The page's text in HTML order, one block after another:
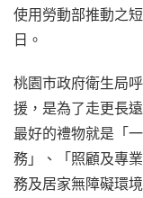
使用勞動部推動之
日。
桃園市政府衛生局
援，是為了走更長
最好的禮物就是「
務」、「照顧及專
務及居家無障礙環